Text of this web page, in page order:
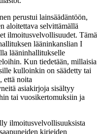
perustui lainsäädäntöön,
aloitettava selvittämällä
ilmoitusvelvollisuudet. Tämä
lääninkanslian I
lääninhallitukselle
Kun tiedetään, millaisia
kulloinkin on säädetty tai
että noita
asiakirjoja sisältyy
tai vuosikertomuksiin ja
ilmoitusvelvollisuuksista
kirjeiden